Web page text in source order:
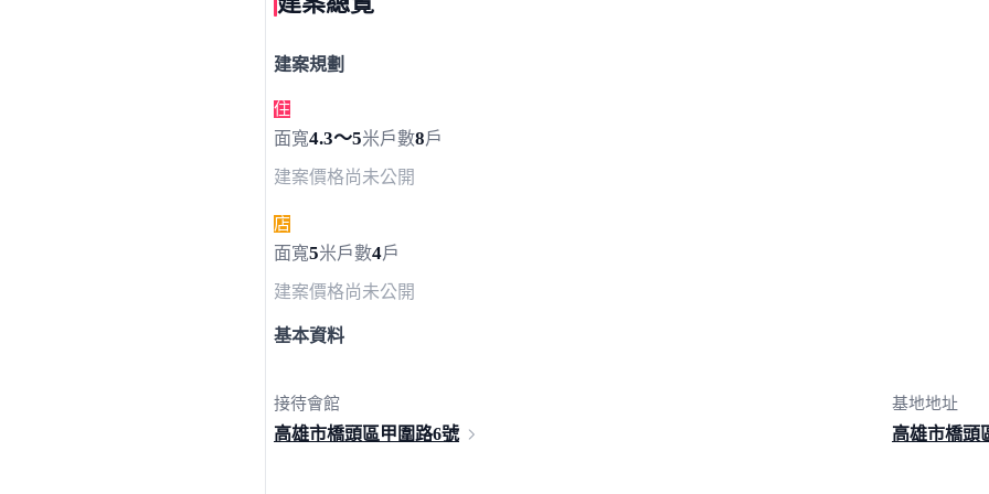
建案規劃
住
面寬4.3～5米戶數8戶
建案價格尚未公開
店
面寬5米戶數4戶
建案價格尚未公開
基本資料
接待會館
高雄市橋頭區甲圍路6號
基地地址
高雄市橋頭